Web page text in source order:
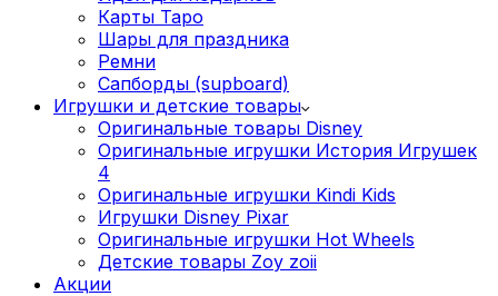
Карты Таро
Шары для праздника
Ремни
Сапборды (supboard)
Игрушки и детские товары
Оригинальные товары Disney
Оригинальные игрушки История Игрушек
4
Оригинальные игрушки Kindi Kids
Игрушки Disney Pixar
Оригинальные игрушки Hot Wheels
Детские товары Zoy zoii
Акции